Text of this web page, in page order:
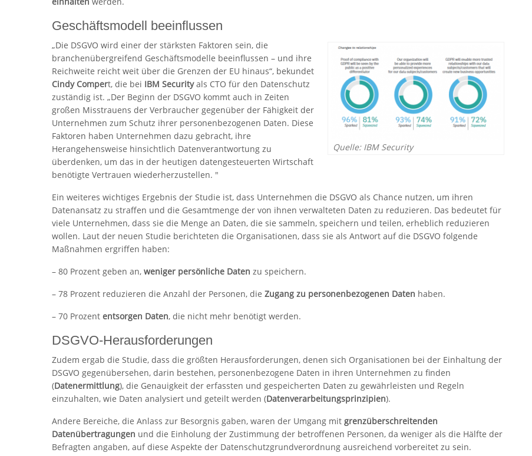
Geschäftsmodell beeinflussen
Quelle: IBM Security
„Die DSGVO wird einer der stärksten Faktoren sein, die
branchenübergreifend Geschäftsmodelle beeinflussen – und ihre
Reichweite reicht weit über die Grenzen der EU hinaus“, bekundet
Cindy Compert, die bei IBM Securityals CTO für den Datenschutz
zuständig ist. „Der Beginn der DSGVO kommt auch in Zeiten
großen Misstrauens der Verbraucher gegenüber der Fähigkeit der
Unternehmen zum Schutz ihrer personenbezogenen Daten. Diese
Faktoren haben Unternehmen dazu gebracht, ihre
Herangehensweise hinsichtlich Datenverantwortung zu
überdenken, um das in der heutigen datengesteuerten Wirtschaft
benötigte Vertrauen wiederherzustellen. "
Ein weiteres wichtiges Ergebnis der Studie ist, dass Unternehmen die DSGVO als Chance nutzen, um ihren
Datenansatz zu straffen und die Gesamtmenge der von ihnen verwalteten Daten zu reduzieren. Das bedeutet für
viele Unternehmen, dass sie die Menge an Daten, die sie sammeln, speichern und teilen, erheblich reduzieren
wollen. Laut der neuen Studie berichteten die Organisationen, dass sie als Antwort auf die DSGVO folgende
Maßnahmen ergriffen haben:
– 80 Prozent geben an, weniger persönliche Daten zu speichern.
– 78 Prozent reduzieren die Anzahl der Personen, die Zugang zu personenbezogenen Daten haben.
– 70 Prozent entsorgen Daten, die nicht mehr benötigt werden.
DSGVO-Herausforderungen
Zudem ergab die Studie, dass die größten Herausforderungen, denen sich Organisationen bei der Einhaltung der
DSGVO gegenübersehen, darin bestehen, personenbezogene Daten in ihren Unternehmen zu finden
(Datenermittlung), die Genauigkeit der erfassten und gespeicherten Daten zu gewährleisten und Regeln
einzuhalten, wie Daten analysiert und geteilt werden (Datenverarbeitungsprinzipien).
Andere Bereiche, die Anlass zur Besorgnis gaben, waren der Umgang mit grenzüberschreitenden
Datenübertragungen und die Einholung der Zustimmung der betroffenen Personen, da weniger als die Hälfte der
Befragten angaben, auf diese Aspekte der Datenschutzgrundverordnung ausreichend vorbereitet zu sein.